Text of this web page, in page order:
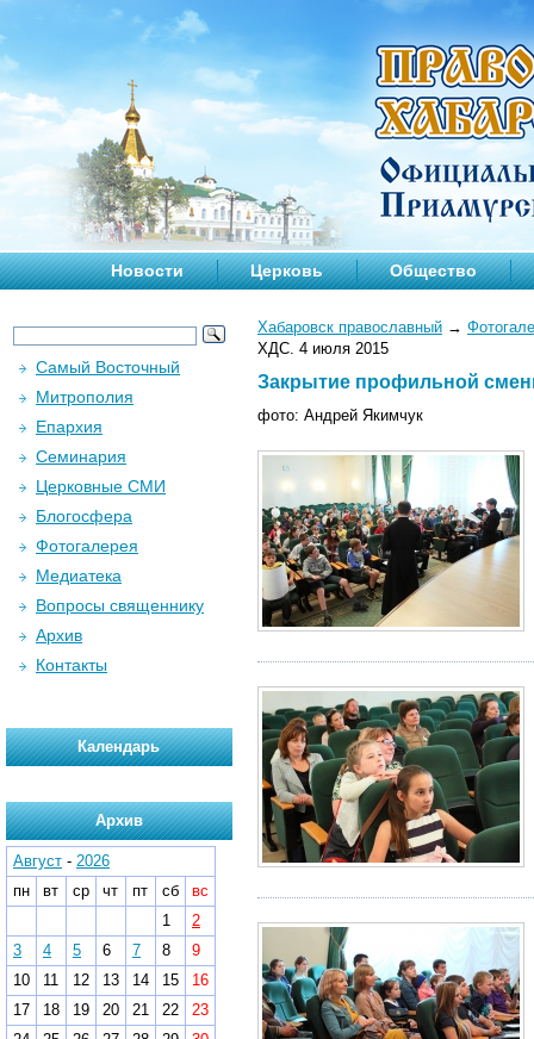
Новости Церковь Общество
Хабаровск православный →
ХДС. 4 июля 2015
Закрытие профильной
фото: Андрей Якимчук
Самый Восточный
Митрополия
Епархия
Семинария
Церковные СМИ
Блогосфера
Фотогалерея
Медиатека
Вопросы священнику
Архив
Контакты
Календарь
Архив
Август - 2026
пн
вт ср чт пт сб
вс
1
2
3
4 5 6 7 8
9
10
11 12 13 14 15
16
17
18 19 20 21 22
23